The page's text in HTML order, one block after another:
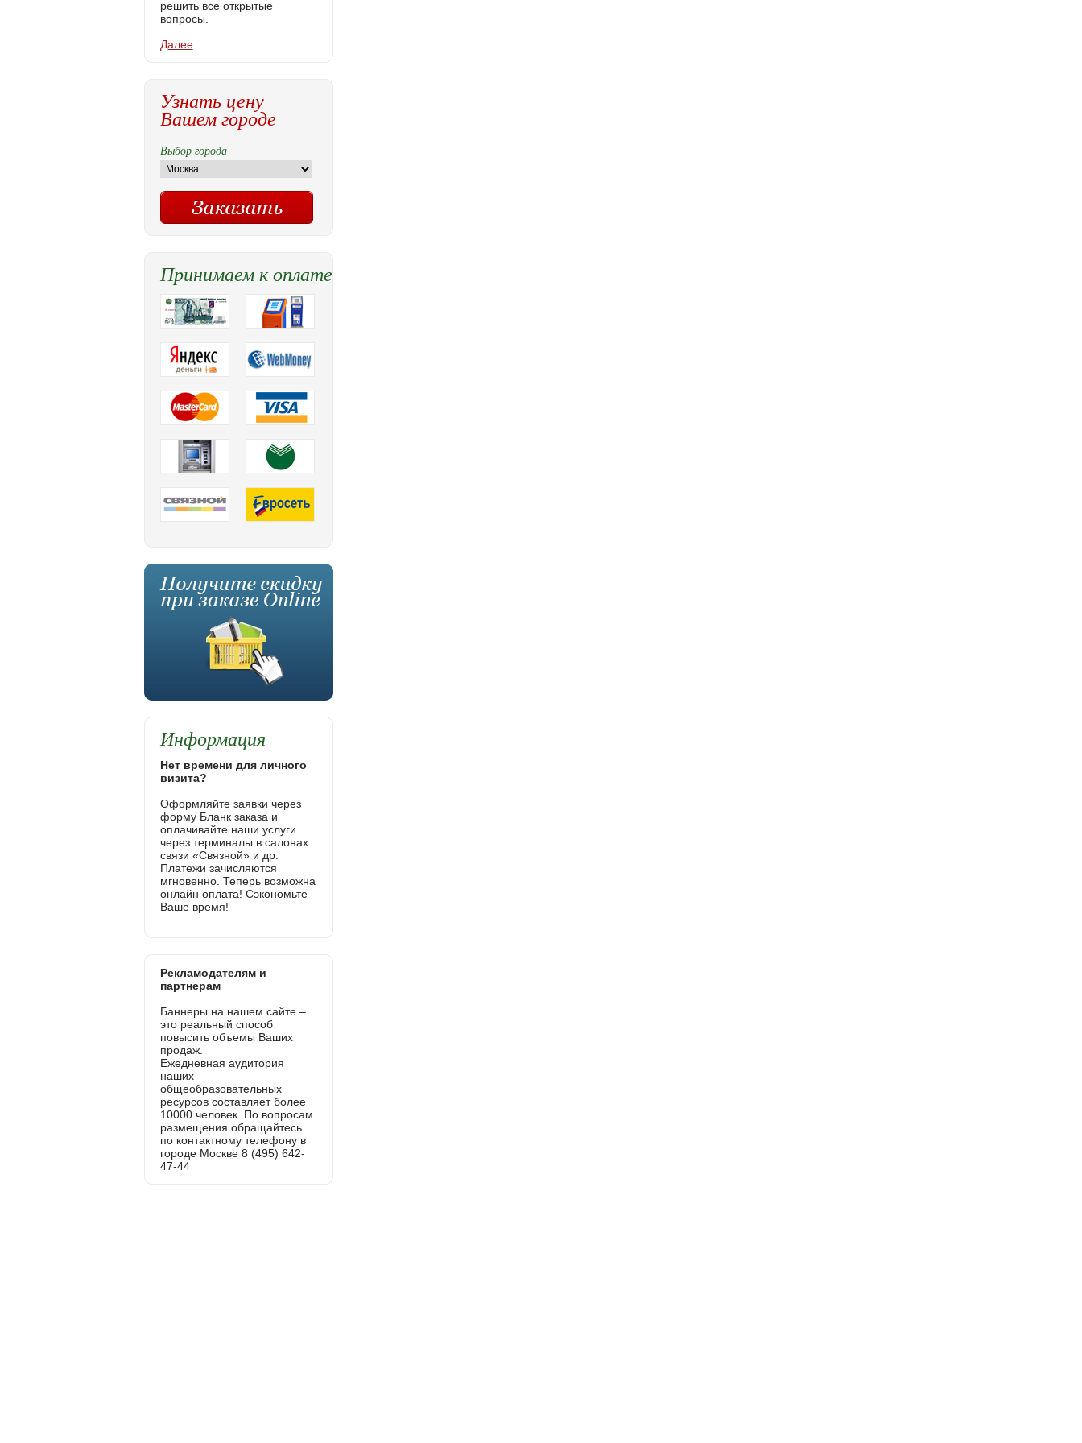
решить все открытые
вопросы.
Далее
Узнать цену
Вашем городе
Выбор города
Принимаем к оплате
Информация
Нет времени для личного
визита?
Оформляйте заявки через
форму Бланк заказа и
оплачивайте наши услуги
через терминалы в салонах
связи «Связной» и др.
Платежи зачисляются
мгновенно. Теперь возможна
онлайн оплата! Сэкономьте
Ваше время!
Рекламодателям и
партнерам
Баннеры на нашем сайте –
это реальный способ
повысить объемы Ваших
продаж.
Ежедневная аудитория
наших
общеобразовательных
ресурсов составляет более
10000 человек. По вопросам
размещения обращайтесь
по контактному телефону в
городе Москве 8 (495) 642-
47-44